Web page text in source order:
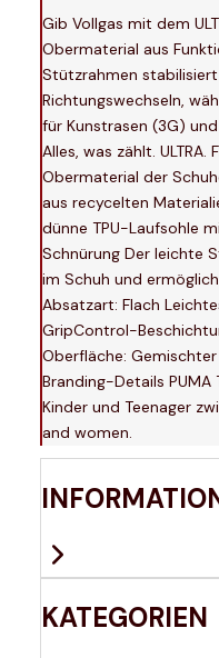
Gib Vollgas mit dem
Obermaterial aus
Stützrahmen
Richtungswechseln,
für Kunstrasen (3G)
Alles, was zählt. ULTRA.
Obermaterial der
aus recycelten
dünne TPU-Laufsohle
Schnürung Der leichte
im Schuh und
Absatzart: Flach
GripControl-
Oberfläche:
Branding-Details
Kinder und Teenager
and women.
KATEGORIEN